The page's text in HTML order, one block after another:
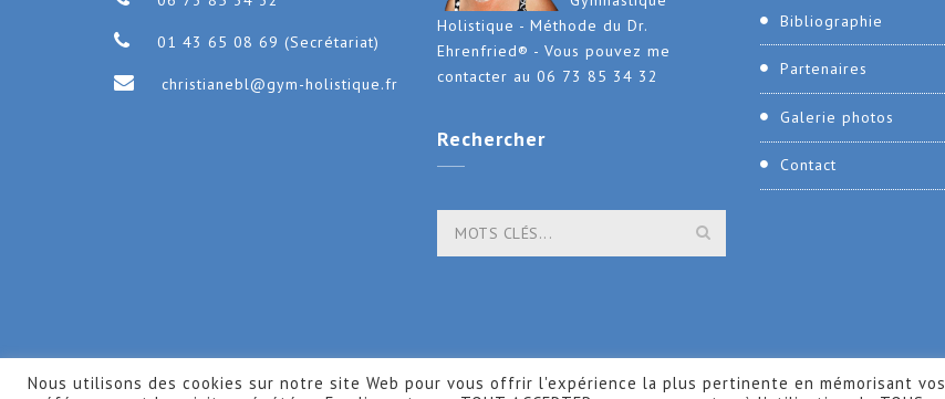
01 43 65 08 69 (Secrétariat)
christianebl@gym-holistique.fr
Holistique - Méthode du Dr.
Ehrenfried® - Vous pouvez me
contacter au 06 73 85 34 32
Rechercher
Bibliographie
Partenaires
Galerie photos
Contact
Nous utilisons des cookies sur notre site Web pour vous offrir l'expérience la plus pertinente en mémorisant vos